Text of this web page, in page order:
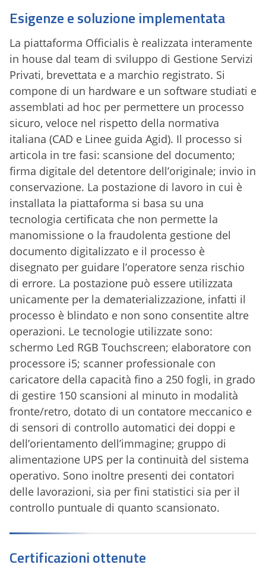
Esigenze e soluzione implementata
La piattaforma Officialis è realizzata interamente
in house dal team di sviluppo di Gestione Servizi
Privati, brevettata e a marchio registrato. Si
compone di un hardware e un software studiati e
assemblati ad hoc per permettere un processo
sicuro, veloce nel rispetto della normativa
italiana (CAD e Linee guida Agid). Il processo si
articola in tre fasi: scansione del documento;
firma digitale del detentore dell’originale; invio in
conservazione. La postazione di lavoro in cui è
installata la piattaforma si basa su una
tecnologia certificata che non permette la
manomissione o la fraudolenta gestione del
documento digitalizzato e il processo è
disegnato per guidare l’operatore senza rischio
di errore. La postazione può essere utilizzata
unicamente per la dematerializzazione, infatti il
processo è blindato e non sono consentite altre
operazioni. Le tecnologie utilizzate sono:
schermo Led RGB Touchscreen; elaboratore con
processore i5; scanner professionale con
caricatore della capacità fino a 250 fogli, in grado
di gestire 150 scansioni al minuto in modalità
fronte/retro, dotato di un contatore meccanico e
di sensori di controllo automatici dei doppi e
dell’orientamento dell’immagine; gruppo di
alimentazione UPS per la continuità del sistema
operativo. Sono inoltre presenti dei contatori
delle lavorazioni, sia per fini statistici sia per il
controllo puntuale di quanto scansionato.
Certificazioni ottenute